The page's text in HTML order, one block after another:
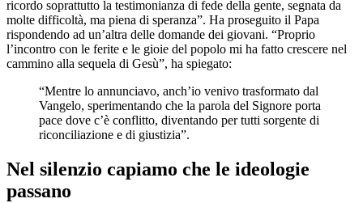
ricordo soprattutto la testimonianza di fede della gente, segnata da
molte difficoltà, ma piena di speranza”. Ha proseguito il Papa
rispondendo ad un’altra delle domande dei giovani. “Proprio
l’incontro con le ferite e le gioie del popolo mi ha fatto crescere nel
cammino alla sequela di Gesù”, ha spiegato:
“Mentre lo annunciavo, anch’io venivo trasformato dal
Vangelo, sperimentando che la parola del Signore porta
pace dove c’è conflitto, diventando per tutti sorgente di
riconciliazione e di giustizia”.
Nel silenzio capiamo che le ideologie
passano